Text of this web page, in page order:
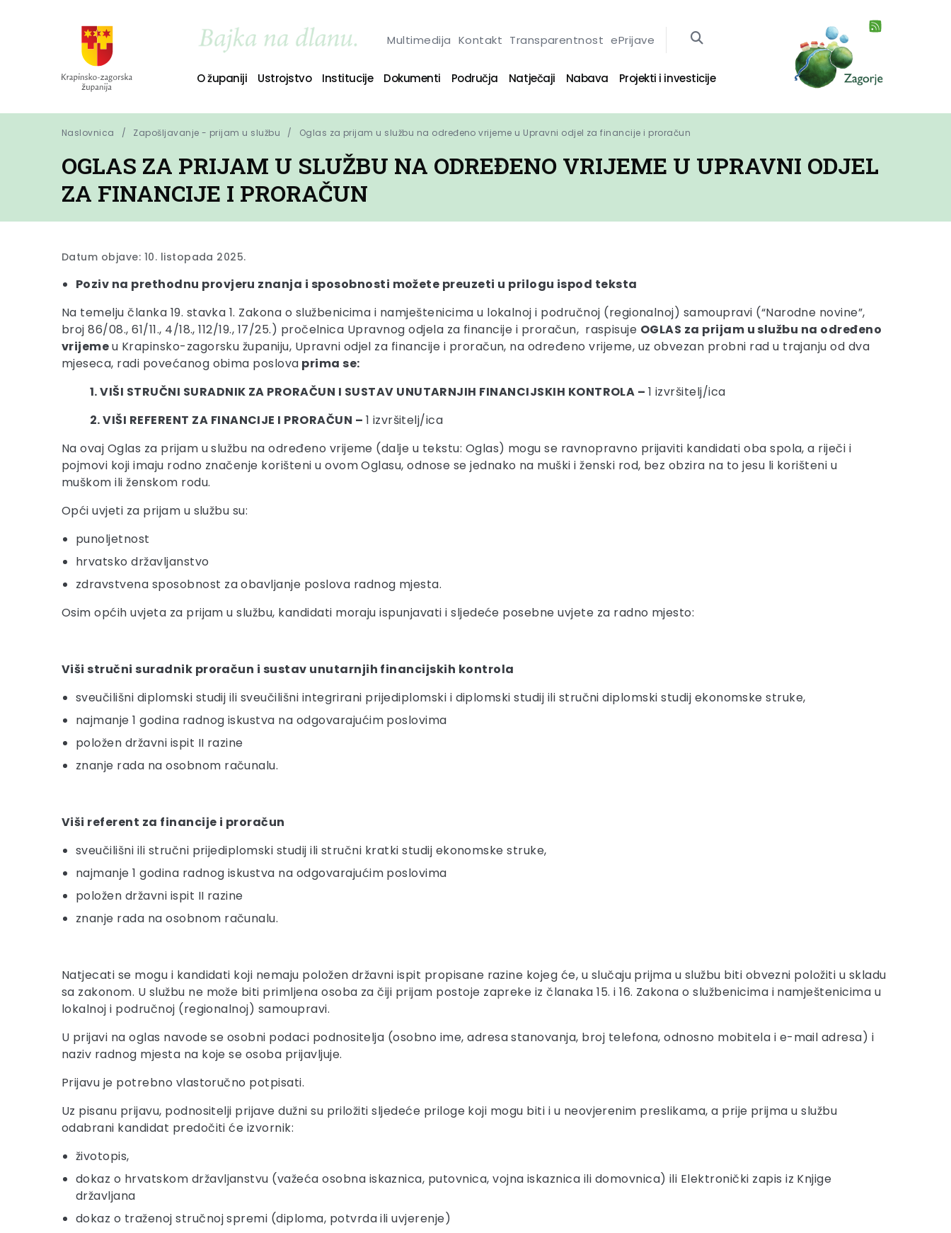
Multimedija Kontakt Transparentnost ePrijave
O županiji Ustrojstvo Institucije Dokumenti Područja Natječaji Nabava Projekti i investicije
Naslovnica Zapošljavanje - prijam u službu Oglas za prijam u službu na određeno vrijeme u Upravni odjel za financije i proračun
OGLAS ZA PRIJAM U SLUŽBU NA ODREĐENO VRIJEME U UPRAVNI ODJEL
ZA FINANCIJE I PRORAČUN
Datum objave: 10. listopada 2025.
Poziv na prethodnu provjeru znanja i sposobnosti možete preuzeti u prilogu ispod teksta
Na temelju članka 19. stavka 1. Zakona o službenicima i namještenicima u lokalnoj i područnoj (regionalnoj) samoupravi (“Narodne novine”,
broj 86/08., 61/11., 4/18., 112/19., 17/25.) pročelnica Upravnog odjela za financije i proračun, raspisuje OGLAS za prijam u službu na određeno
vrijemeu Krapinsko-zagorsku županiju, Upravni odjel za financije i proračun, na određeno vrijeme, uz obvezan probni rad u trajanju od dva
mjeseca, radi povećanog obima poslova prima se:
1. VIŠI STRUČNI SURADNIK ZA PRORAČUN I SUSTAV UNUTARNJIH FINANCIJSKIH KONTROLA – 1 izvršitelj/ica
2. VIŠI REFERENT ZA FINANCIJE I PRORAČUN – 1 izvršitelj/ica
Na ovaj Oglas za prijam u službu na određeno vrijeme (dalje u tekstu: Oglas) mogu se ravnopravno prijaviti kandidati oba spola, a riječi i
pojmovi koji imaju rodno značenje korišteni u ovom Oglasu, odnose se jednako na muški i ženski rod, bez obzira na to jesu li korišteni u
muškom ili ženskom rodu.
Opći uvjeti za prijam u službu su:
punoljetnost
hrvatsko državljanstvo
zdravstvena sposobnost za obavljanje poslova radnog mjesta.
Osim općih uvjeta za prijam u službu, kandidati moraju ispunjavati i sljedeće posebne uvjete za radno mjesto:
Viši stručni suradnik proračun i sustav unutarnjih financijskih kontrola
sveučilišni diplomski studij ili sveučilišni integrirani prijediplomski i diplomski studij ili stručni diplomski studij ekonomske struke,
najmanje 1 godina radnog iskustva na odgovarajućim poslovima
položen državni ispit II razine
znanje rada na osobnom računalu.
Viši referent za financije i proračun
sveučilišni ili stručni prijediplomski studij ili stručni kratki studij ekonomske struke,
najmanje 1 godina radnog iskustva na odgovarajućim poslovima
položen državni ispit II razine
znanje rada na osobnom računalu.
Natjecati se mogu i kandidati koji nemaju položen državni ispit propisane razine kojeg će, u slučaju prijma u službu biti obvezni položiti u skladu
sa zakonom. U službu ne može biti primljena osoba za čiji prijam postoje zapreke iz članaka 15. i 16. Zakona o službenicima i namještenicima u
lokalnoj i područnoj (regionalnoj) samoupravi.
U prijavi na oglas navode se osobni podaci podnositelja (osobno ime, adresa stanovanja, broj telefona, odnosno mobitela i e-mail adresa) i
naziv radnog mjesta na koje se osoba prijavljuje.
Prijavu je potrebno vlastoručno potpisati.
Uz pisanu prijavu, podnositelji prijave dužni su priložiti sljedeće priloge koji mogu biti i u neovjerenim preslikama, a prije prijma u službu
odabrani kandidat predočiti će izvornik:
životopis,
dokaz o hrvatskom državljanstvu (važeća osobna iskaznica, putovnica, vojna iskaznica ili domovnica) ili Elektronički zapis iz Knjige
državljana
dokaz o traženoj stručnoj spremi (diploma, potvrda ili uvjerenje)